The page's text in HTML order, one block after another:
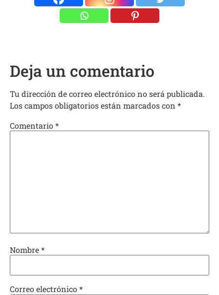
Deja un comentario
Tu dirección de correo electrónico no será publicada.
Los campos obligatorios están marcados con *
Comentario*
Nombre*
Correo electrónico*